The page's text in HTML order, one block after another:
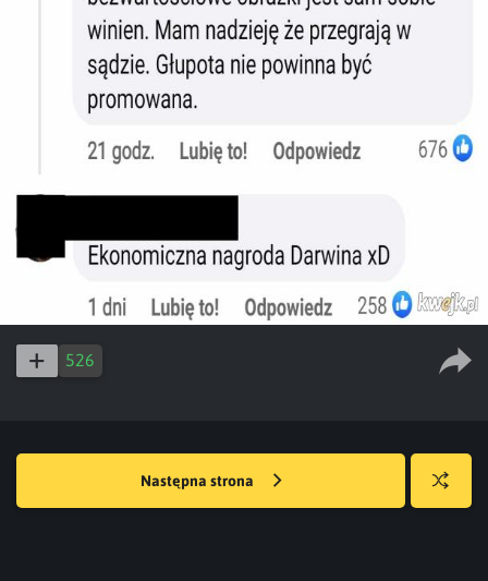
526
Następna strona